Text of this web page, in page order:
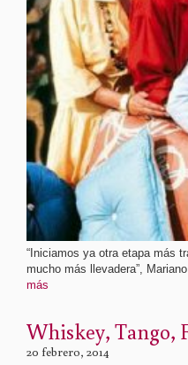
“Iniciamos ya otra etapa más
mucho más llevadera”,
más
Whiskey, Tango,
20 febrero, 2014